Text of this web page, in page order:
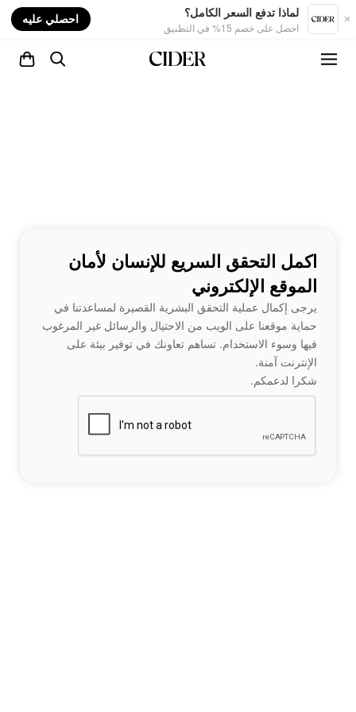
لماذا تدفع السعر الكامل؟
احصل على خصم 15% في التطبيق
احصلي عليه
اكمل التحقق السريع للإنسان لأمان
الموقع الإلكتروني
يرجى إكمال عملية التحقق البشرية القصيرة لمساعدتنا في
حماية موقعنا على الويب من الاحتيال والرسائل غير المرغوب
فيها وسوء الاستخدام. تساهم تعاونك في توفير بيئة على
الإنترنت آمنة.
شكرا لدعمكم.